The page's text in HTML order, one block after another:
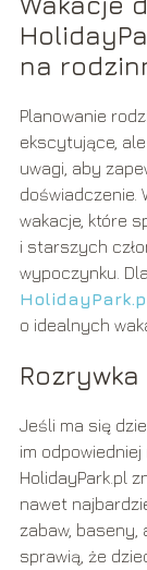
na
Planowanie
ekscytujące,
uwagi, aby
doświadczenie.
wakacje, które
i starszych
wypoczynku.
o idealnych
Jeśli ma się
im
HolidayPark.pl
nawet
zabaw, baseny,
sprawią, że